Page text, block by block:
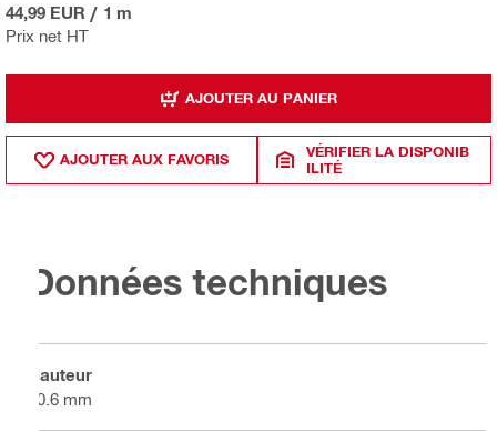
Prix net HT
44,99 EUR / 1 m
AJOUTER AU PANIER
AJOUTER AUX FAVORIS
VÉRIFIER LA DISPONIB
ILITÉ
Données techniques
Hauteur
20.6 mm